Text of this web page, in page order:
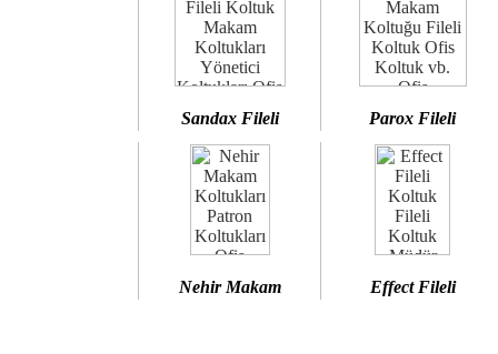
Sandax Fileli Parox Fileli
Nehir Makam Effect Fileli